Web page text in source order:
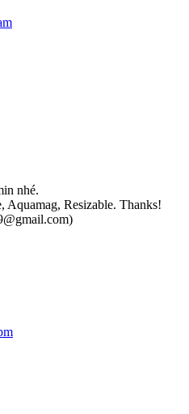
nhé.
Aquamag, Resizable. Thanks!